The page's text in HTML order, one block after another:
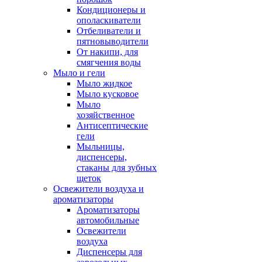
Кондиционеры и
ополаскиватели
Отбеливатели и
пятновыводители
От накипи, для
смягчения воды
Мыло и гели
Мыло жидкое
Мыло кусковое
Мыло
хозяйственное
Антисептические
гели
Мыльницы,
диспенсеры,
стаканы для зубных
щеток
Освежители воздуха и
ароматизаторы
Ароматизаторы
автомобильные
Освежители
воздуха
Диспенсеры для